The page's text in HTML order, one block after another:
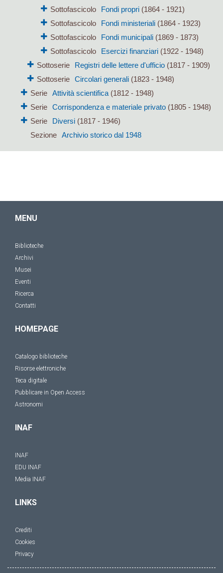
Sottofascicolo
Fondi propri(1864 - 1921)
Sottofascicolo
Fondi ministeriali(1864 - 1923)
Sottofascicolo
Fondi municipali(1869 - 1873)
Sottofascicolo
Esercizi finanziari(1922 - 1948)
Sottoserie
Registri delle lettere d'ufficio (1817 - 1909)
Sottoserie
Circolari generali (1823 - 1948)
Serie Attività scientifica(1812 - 1948)
Serie Corrispondenza e materiale privato(1805 - 1948)
Serie
Diversi(1817 - 1946)
Sezione Archivio storico dal 1948
MENU
Biblioteche
Archivi
Musei
Eventi
Ricerca
Contatti
HOMEPAGE
Catalogo biblioteche
Risorse elettroniche
Teca digitale
Pubblicare in Open Access
Astronomi
INAF
INAF
EDU INAF
Media INAF
LINKS
Crediti
Cookies
Privacy